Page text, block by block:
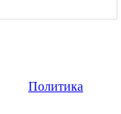
Политика